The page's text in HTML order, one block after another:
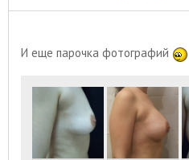
И еще парочка фотографий